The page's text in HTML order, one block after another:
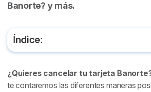
Banorte? y más.
Índice:
¿Cómo cancelar una tarjeta Banorte
¿Quieres cancelar tu tarjeta
te contaremos las diferentes maneras